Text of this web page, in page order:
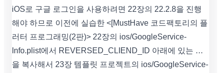
iOS로 구글 로그인을 사용하려면 22장의 22.2.8을 진행
해야 하므로 이전에 실습한 <[MustHave 코드팩토리의 플
러터 프로그래밍(2판)> 22장의 ios/GoogleService-
Info.plist에서 REVERSED_CLIEND_ID 아래에 있는 …
을 복사해서 23장 템플릿 프로젝트의 ios/GoogleService-